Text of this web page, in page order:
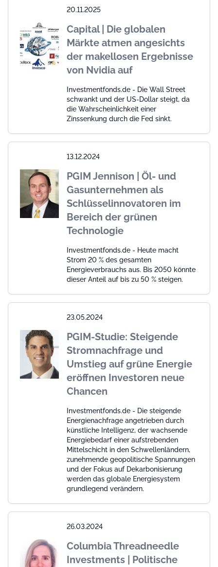
20.11.2025
Capital | Die globalen
Märkte atmen angesichts
der makellosen Ergebnisse
von Nvidia auf
Investmentfonds.de - Die Wall Street
schwankt und der US-Dollar steigt, da
die Wahrscheinlichkeit einer
Zinssenkung durch die Fed sinkt.
13.12.2024
PGIM Jennison | Öl- und
Gasunternehmen als
Schlüsselinnovatoren im
Bereich der grünen
Technologie
Investmentfonds.de - Heute macht
Strom 20 % des gesamten
Energieverbrauchs aus. Bis 2050 könnte
dieser Anteil auf bis zu 50 % steigen.
23.05.2024
PGIM-Studie: Steigende
Stromnachfrage und
Umstieg auf grüne Energie
eröffnen Investoren neue
Chancen
Investmentfonds.de - Die steigende
Energienachfrage angetrieben durch
künstliche Intelligenz, der wachsende
Energiebedarf einer aufstrebenden
Mittelschicht in den Schwellenländern,
zunehmende geopolitische Spannungen
und der Fokus auf Dekarbonisierung
werden das globale Energiesystem
grundlegend verändern.
26.03.2024
Columbia Threadneedle
Investments | Politische